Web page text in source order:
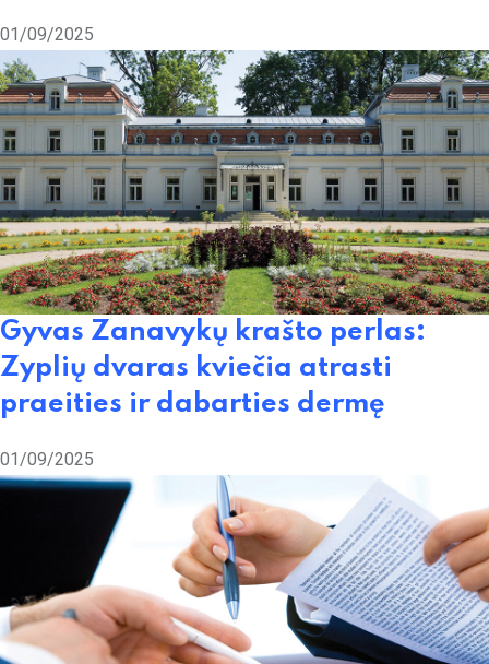
01/09/2025
Gyvas Zanavykų krašto perlas:
Zyplių dvaras kviečia atrasti
praeities ir dabarties dermę
01/09/2025